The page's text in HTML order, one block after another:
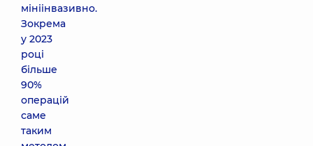
мініінвазивно.
Зокрема
у 2023
році
більше
90%
операцій
саме
таким